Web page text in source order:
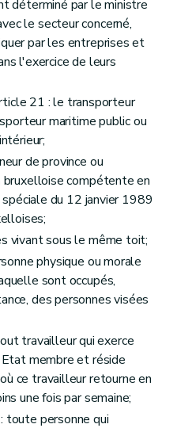
déterminé par le ministre
le secteur concerné,
par les entreprises et
l'exercice de leurs
21 : le transporteur
maritime public ou
de province ou
compétente en
du 12 janvier 1989
vivant sous le même toit;
physique ou morale
sont occupés,
des personnes visées
travailleur qui exerce
membre et réside
ce travailleur retourne en
une fois par semaine;
toute personne qui